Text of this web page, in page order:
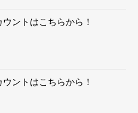
ントはこちらから！
ントはこちらから！